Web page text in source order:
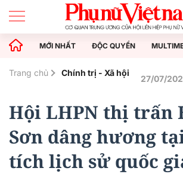
MỚI NHẤT ĐỘC QUYỀN
Trang chủ Chính trị - Xã hội
27/07/
Hội LHPN thị trấn
Sơn dâng hương
tích lịch sử quốc